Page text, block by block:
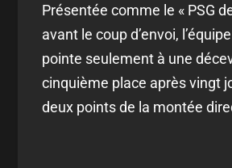
Présentée comme le « PSG
avant le coup d’envoi,
pointe seulement à une
cinquième place après vingt
deux points de la montée